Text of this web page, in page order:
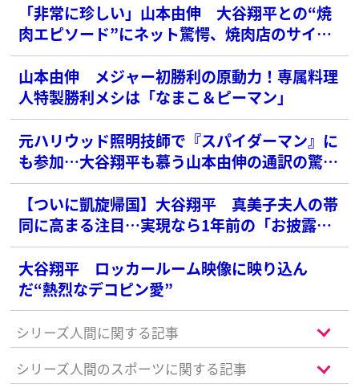
「非常に珍しい」山本由伸 大谷翔平との“焼
肉エピソード”にネット驚愕、焼肉店のサイト
はサーバーダウン
山本由伸 メジャー初勝利の原動力！専属料理
人特製勝利メシは「なまこ＆ピーマン」
元ハリウッド照明技師で『スパイダーマン』に
も参加…大谷翔平も慕う山本由伸の通訳の驚愕
経歴
【ついに凱旋帰国】大谷翔平 真美子夫人の帯
同に高まる注目…実現なら1年前の「お披露目
フィーバー」超えも
大谷翔平 ロッカールーム映像に映り込ん
だ“熱烈なデコピン愛”
シリーズ人間に関する記事
シリーズ人間のスポーツに関する記事